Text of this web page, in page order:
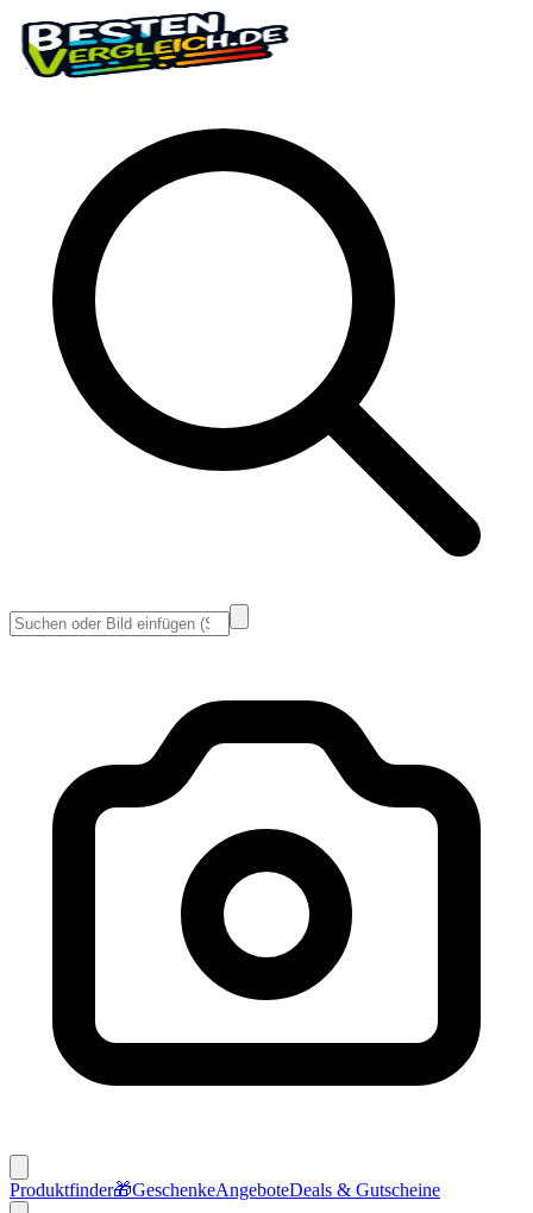
Produktfinder🎁GeschenkeAngeboteDeals & Gutscheine